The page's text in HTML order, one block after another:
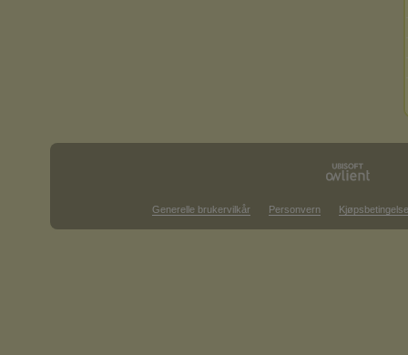
Generelle brukervilkår Personvern